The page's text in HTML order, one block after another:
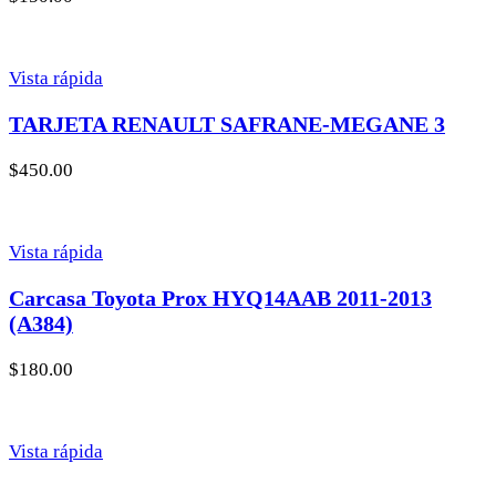
Vista rápida
TARJETA RENAULT SAFRANE-MEGANE 3
$450.00
Vista rápida
Carcasa Toyota Prox HYQ14AAB 2011-2013
(A384)
$180.00
Vista rápida